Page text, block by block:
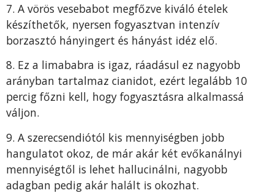
7. A vörös vesebabot megfőzve kiváló ételek
készíthetők, nyersen fogyasztvan intenzív
borzasztó hányingert és hányást idéz elő.
8. Ez a limababra is igaz, ráadásul ez nagyobb
arányban tartalmaz cianidot, ezért legalább 10
percig főzni kell, hogy fogyasztásra alkalmassá
váljon.
9. A szerecsendiótól kis mennyiségben jobb
hangulatot okoz, de már akár két evőkanálnyi
mennyiségtől is lehet hallucinálni, nagyobb
adagban pedig akár halált is okozhat.